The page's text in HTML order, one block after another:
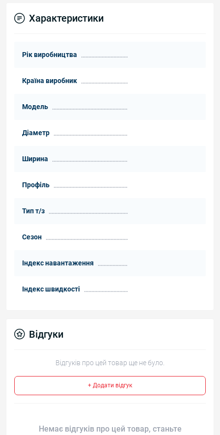
Характеристики
Рік виробництва
Країна виробник
Модель
Діаметр
Ширина
Профіль
Тип т/з
Сезон
Індекс навантаження
Індекс швидкості
Відгуки
Відгуків про цей товар ще не було.
+ Додати відгук
Немає відгуків про цей товар, станьте